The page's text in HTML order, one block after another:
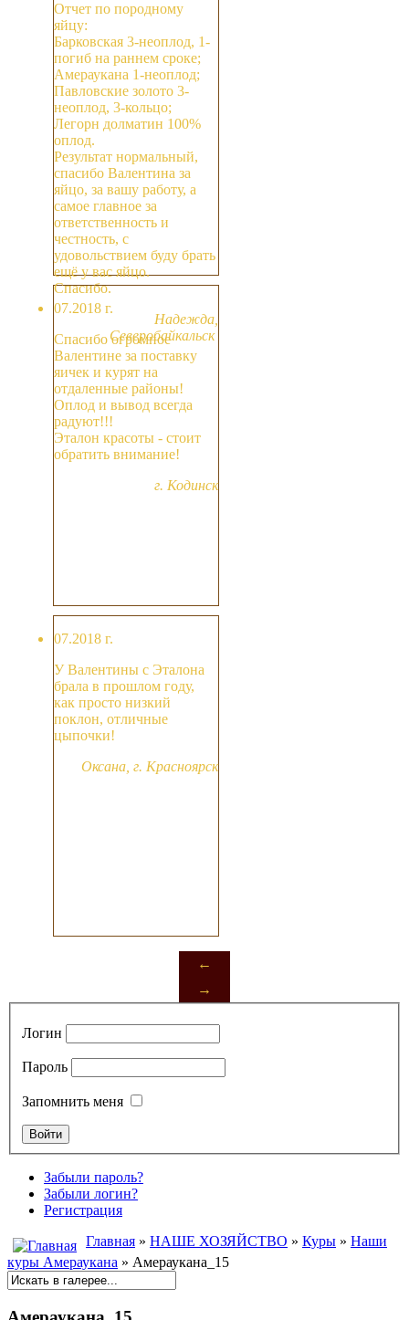
Отчет по породному
яйцу:
Барковская 3-неоплод, 1-
погиб на раннем сроке;
Амераукана 1-неоплод;
Павловские золото 3-
неоплод, 3-кольцо;
Легорн долматин 100%
оплод.
Результат нормальный,
спасибо Валентина за
яйцо, за вашу работу, а
самое главное за
ответственность и
честность, с
удовольствием буду брать
ещё у вас яйцо.
Спасибо.
Надежда,
Северобайкальск
07.2018 г.
Спасибо огромное
Валентине за поставку
яичек и курят на
отдаленные районы!
Оплод и вывод всегда
радуют!!!
Эталон красоты - стоит
обратить внимание!
г. Кодинск
07.2018 г.
У Валентины с Эталона
брала в прошлом году,
как просто низкий
поклон, отличные
цыпочки!
Оксана, г. Красноярск
←
→
Логин
Пароль
Запомнить меня
Забыли пароль?
Забыли логин?
Регистрация
Главная » НАШЕ ХОЗЯЙСТВО » Куры » Наши
куры Амераукана » Амераукана_15